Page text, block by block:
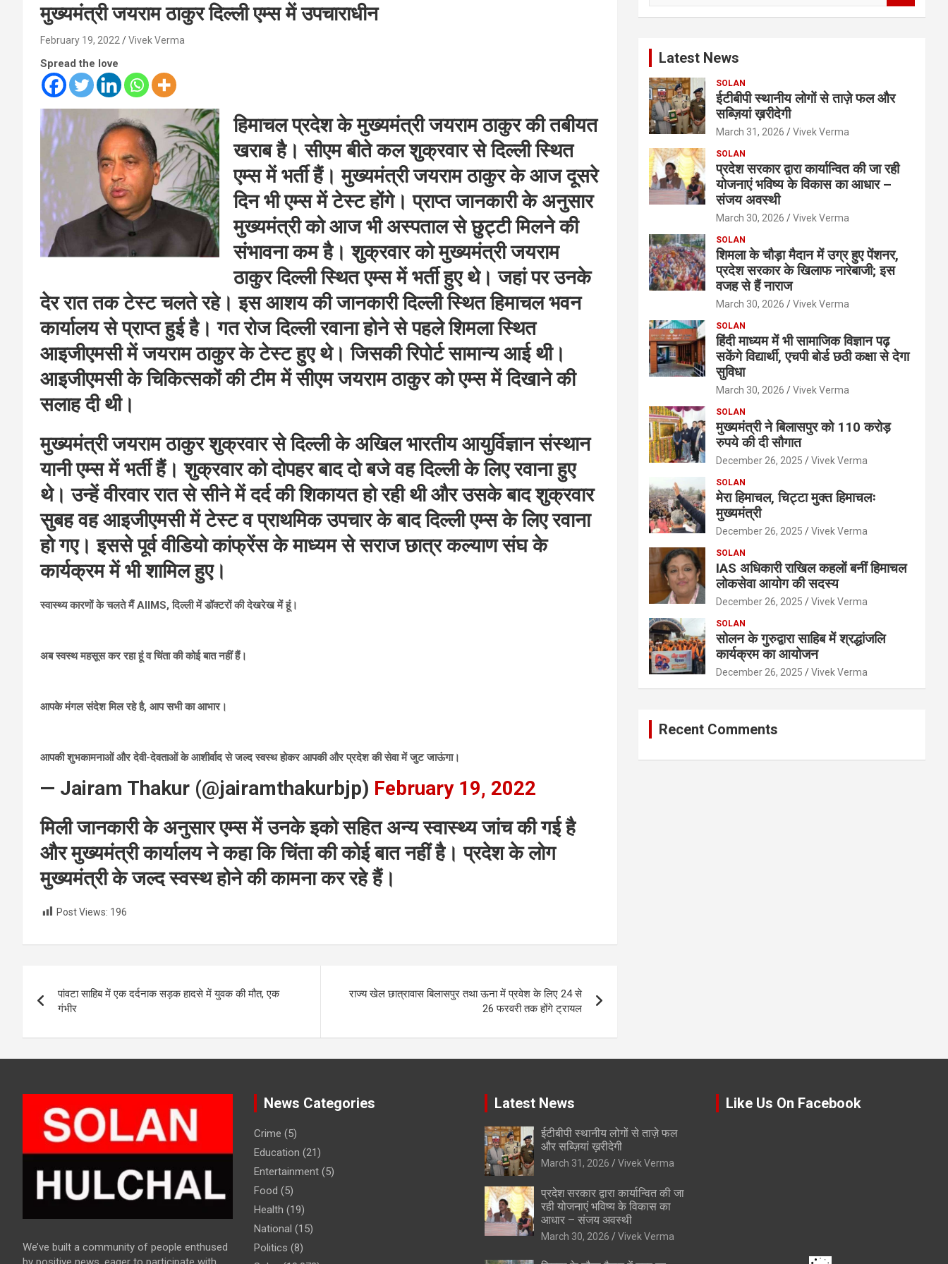
मुख्‍यमंत्री जयराम ठाकुर दिल्‍ली एम्‍स में उपचाराधीन
February 19, 2022 Vivek Verma
Spread the love
हिमाचल प्रदेश के मुख्‍यमंत्री जयराम ठाकुर की तबीयत
खराब है। सीएम बीते कल शुक्रवार से दिल्‍ली स्थित
एम्‍स में भर्ती हैं। मुख्यमंत्री जयराम ठाकुर के आज दूसरे
दिन भी एम्स में टेस्ट होंगे। प्राप्त जानकारी के अनुसार
मुख्यमंत्री को आज भी अस्पताल से छुट्टी मिलने की
संभावना कम है। शुक्रवार को मुख्यमंत्री जयराम
ठाकुर दिल्ली स्थित एम्स में भर्ती हुए थे। जहां पर उनके
देर रात तक टेस्ट चलते रहे। इस आशय की जानकारी दिल्ली स्थित हिमाचल भवन
कार्यालय से प्राप्त हुई है। गत रोज दिल्ली रवाना होने से पहले शिमला स्थित
आइजीएमसी में जयराम ठाकुर के टेस्ट हुए थे। जिसकी रिपोर्ट सामान्य आई थी।
आइजीएमसी के चिकित्सकों की टीम में सीएम जयराम ठाकुर को एम्स में दिखाने की
सलाह दी थी।
मुख्यमंत्री जयराम ठाकुर शुक्रवार से दिल्ली के अखिल भारतीय आयुर्विज्ञान संस्थान
यानी एम्स में भर्ती हैं। शुक्रवार को दोपहर बाद दो बजे वह दिल्ली के लिए रवाना हुए
थे। उन्हें वीरवार रात से सीने में दर्द की शिकायत हो रही थी और उसके बाद शुक्रवार
सुबह वह आइजीएमसी में टेस्ट व प्राथमिक उपचार के बाद दिल्ली एम्स के लिए रवाना
हो गए। इससे पूर्व वीडि‍यो कांफ्रेंस के माध्यम से सराज छात्र कल्याण संघ के
कार्यक्रम में भी शामिल हुए।
स्वास्थ्य कारणों के चलते मैं AIIMS, दिल्ली में डॉक्टरों की देखरेख में हूं।
अब स्वस्थ महसूस कर रहा हूं व चिंता की कोई बात नहीं हैं।
आपके मंगल संदेश मिल रहे है, आप सभी का आभार।
आपकी शुभकामनाओं और देवी-देवताओं के आशीर्वाद से जल्द स्वस्थ होकर आपकी और प्रदेश की सेवा में जुट जाऊंगा।
— Jairam Thakur (@jairamthakurbjp) February 19, 2022
मिली जानकारी के अनुसार एम्स में उनके इको सहित अन्य स्वास्थ्य जांच की गई है
और मुख्यमंत्री कार्यालय ने कहा कि चिंता की कोई बात नहीं है। प्रदेश के लोग
मुख्‍यमंत्री के जल्‍द स्‍वस्‍थ होने की कामना कर रहे हैं।
Post Views: 196
navigation
पांवटा साहिब में एक दर्दनाक सड़क हादसे में युवक की मौत, एक
गंभीर
राज्य खेल छात्रावास बिलासपुर तथा ऊना में प्रवेश के लिए 24 से
26 फरवरी तक होंगे ट्रायल
Latest News
SOLAN
ईटीबीपी स्थानीय लोगों से ताज़े फल और
सब्ज़ियां ख़रीदेगी
March 31, 2026 Vivek Verma
SOLAN
प्रदेश सरकार द्वारा कार्यान्वित की जा रही
योजनाएं भविष्य के विकास का आधार –
संजय अवस्थी
March 30, 2026 Vivek Verma
SOLAN
शिमला के चौड़ा मैदान में उग्र हुए पेंशनर,
प्रदेश सरकार के खिलाफ नारेबाजी; इस
वजह से हैं नाराज
March 30, 2026 Vivek Verma
SOLAN
हिंदी माध्यम में भी सामाजिक विज्ञान पढ़
सकेंगे विद्यार्थी, एचपी बोर्ड छठी कक्षा से देगा
सुविधा
March 30, 2026 Vivek Verma
SOLAN
मुख्यमंत्री ने बिलासपुर को 110 करोड़
रुपये की दी सौगात
December 26, 2025 Vivek Verma
SOLAN
मेरा हिमाचल, चिट्टा मुक्त हिमाचलः
मुख्यमंत्री
December 26, 2025 Vivek Verma
SOLAN
IAS अधिकारी राखिल कहलों बनीं हिमाचल
लोकसेवा आयोग की सदस्य
December 26, 2025 Vivek Verma
SOLAN
सोलन के गुरुद्वारा साहिब में श्रद्धांजलि
कार्यक्रम का आयोजन
December 26, 2025 Vivek Verma
Recent Comments
We’ve built a community of people enthused
News Categories
Crime (5)
Education (21)
Entertainment(5)
Food (5)
Health (19)
National (15)
Politics (8)
Latest News
ईटीबीपी स्थानीय लोगों से ताज़े फल
और सब्ज़ियां ख़रीदेगी
March 31, 2026 Vivek Verma
प्रदेश सरकार द्वारा कार्यान्वित की जा
रही योजनाएं भविष्य के विकास का
आधार – संजय अवस्थी
March 30, 2026 Vivek Verma
Like Us On Facebook